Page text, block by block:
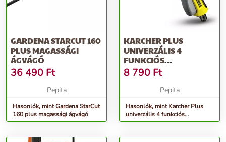
GARDENA STARCUT 160
PLUS MAGASSÁGI
ÁGVÁGÓ
36 490 Ft
Pepita
Hasonlók, mint Gardena StarCut
160 plus magassági ágvágó
KARCHER PLUS
UNIVERZÁLIS 4
FUNKCIÓS
LOCSOLÓPISZTOLY -
FEKETE-SÁRGA
8 790 Ft
Pepita
Hasonlók, mint Karcher Plus
univerzális 4 funkciós
Locsolópisztoly - fekete-sárga